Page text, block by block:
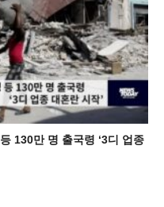
130만 명 출국령 ‘3디 업종